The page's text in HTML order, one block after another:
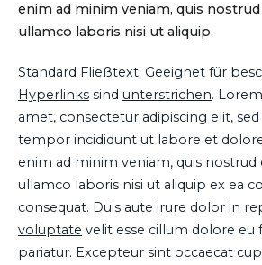
enim ad minim veniam, quis
ullamco laboris nisi ut aliquip.
Standard Fließtext: Geeignet für
Hyperlinks sind unterstrichen.
amet, consectetur adipiscing elit,
tempor incididunt ut labore et
enim ad minim veniam, quis nostrud
ullamco laboris nisi ut aliquip ex ea
consequat. Duis aute irure dolor in
voluptate velit esse cillum dolore eu
pariatur. Excepteur sint occaecat